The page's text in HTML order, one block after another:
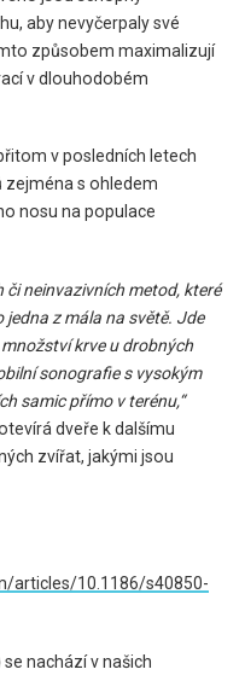
aby nevyčerpaly své
způsobem maximalizují
v dlouhodobém
v posledních letech
zejména s ohledem
nosu na populace
neinvazivních metod, které
z mála na světě. Jde
krve u drobných
sonografie s vysokým
samic přímo v terénu,“
dveře k dalšímu
zvířat, jakými jsou
articles/10.1186/s40850-
se nachází v našich